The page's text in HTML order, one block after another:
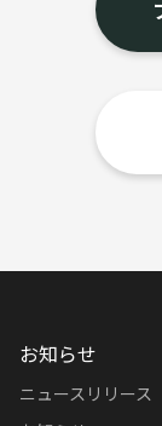
お知らせ
ニュースリリース